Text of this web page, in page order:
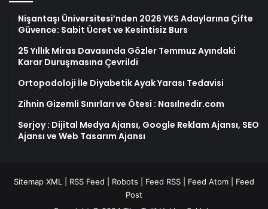
Nişantaşı Üniversitesi’nden 2026 YKS Adaylarına Çifte
Güvence: Sabit Ücret ve Kesintisiz Burs
25 Yıllık Miras Davasında Gözler Temmuz Ayındaki
Karar Duruşmasına Çevrildi
Ortopodoloji İle Diyabetik Ayak Yarası Tedavisi
Zihnin Gizemli Sınırları ve Ötesi : Nasılnedir.com
Serjoy : Dijital Medya Ajansı, Google Reklam Ajansı, SEO
Ajansı ve Web Tasarım Ajansı
Sitemap XML RSS Feed Robots Feed RSS Feed Atom
Feed
Post